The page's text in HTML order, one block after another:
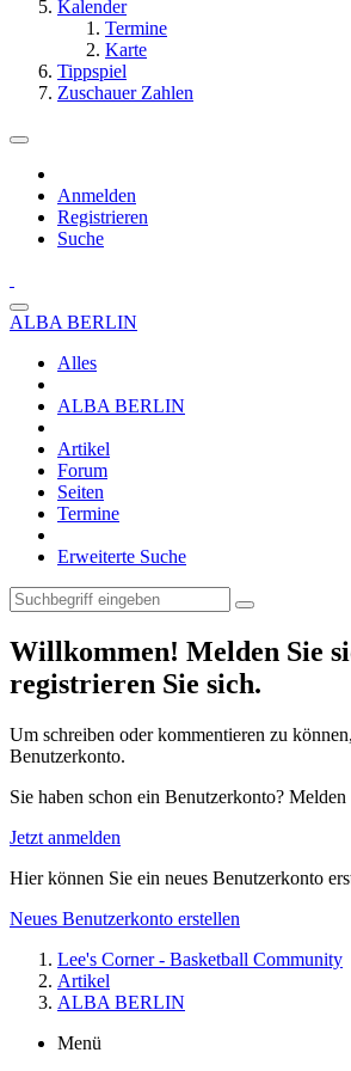
Kalender
Termine
Karte
Tippspiel
Zuschauer Zahlen
Anmelden
Registrieren
Suche
ALBA BERLIN
Alles
ALBA BERLIN
Artikel
Forum
Seiten
Termine
Erweiterte Suche
Willkommen! Melden Sie
registrieren Sie sich.
Um schreiben oder kommentieren zu
Benutzerkonto.
Sie haben schon ein Benutzerkonto? Melden
Jetzt anmelden
Hier können Sie ein neues Benutzerkonto
Neues Benutzerkonto erstellen
Lee's Corner - Basketball Community
Artikel
ALBA BERLIN
Menü